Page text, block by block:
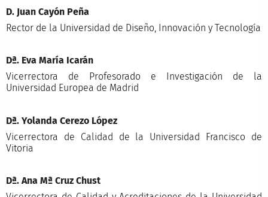
D. Juan Cayón Peña
Rector de la Universidad de Diseño, Innovación y Tecnología
Dª. Eva María Icarán
Vicerrectora de Profesorado e Investigación de la
Universidad Europea de Madrid
Dª. Yolanda Cerezo López
Vicerrectora de Calidad de la Universidad Francisco de
Vitoria
Dª. Ana Mª Cruz Chust